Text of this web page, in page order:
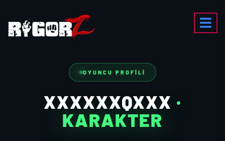
OYUNCU PROFILI
XXXXXXQXXX ·
KARAKTER